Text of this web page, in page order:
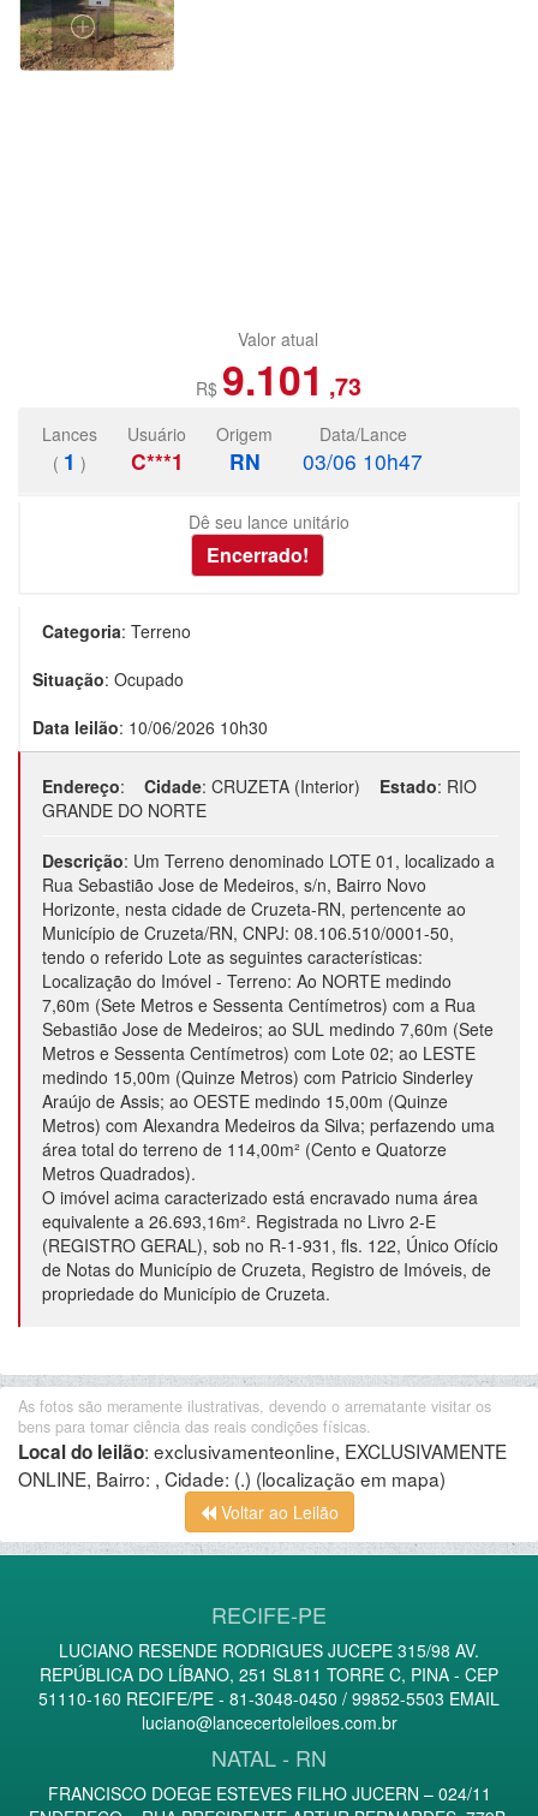
Valor atual
R$ 9.101 ,73
Lances
( 1 )
Usuário
C***1
Origem
RN
Data/Lance
03/06 10h47
Dê seu lance unitário
Categoria: Terreno
Situação: Ocupado
Data leilão: 10/06/2026 10h30
Endereço: Cidade: CRUZETA (Interior) Estado: RIO
GRANDE DO NORTE
Descrição: Um Terreno denominado LOTE 01, localizado a
Rua Sebastião Jose de Medeiros, s/n, Bairro Novo
Horizonte, nesta cidade de Cruzeta-RN, pertencente ao
Município de Cruzeta/RN, CNPJ: 08.106.510/0001-50,
tendo o referido Lote as seguintes características:
Localização do Imóvel - Terreno: Ao NORTE medindo
7,60m (Sete Metros e Sessenta Centímetros) com a Rua
Sebastião Jose de Medeiros; ao SUL medindo 7,60m (Sete
Metros e Sessenta Centímetros) com Lote 02; ao LESTE
medindo 15,00m (Quinze Metros) com Patricio Sinderley
Araújo de Assis; ao OESTE medindo 15,00m (Quinze
Metros) com Alexandra Medeiros da Silva; perfazendo uma
área total do terreno de 114,00m² (Cento e Quatorze
Metros Quadrados).
O imóvel acima caracterizado está encravado numa área
equivalente a 26.693,16m². Registrada no Livro 2-E
(REGISTRO GERAL), sob no R-1-931, fls. 122, Único Ofício
de Notas do Município de Cruzeta, Registro de Imóveis, de
propriedade do Município de Cruzeta.
As fotos são meramente ilustrativas, devendo o arrematante visitar os
bens para tomar ciência das reais condições físicas.
Local do leilão: exclusivamenteonline, EXCLUSIVAMENTE
ONLINE, Bairro: , Cidade: (.) (localização em mapa)
Voltar ao Leilão
RECIFE-PE
LUCIANO RESENDE RODRIGUES JUCEPE 315/98 AV.
REPÚBLICA DO LÍBANO, 251 SL811 TORRE C, PINA - CEP
51110-160 RECIFE/PE - 81-3048-0450 / 99852-5503 EMAIL
luciano@lancecertoleiloes.com.br
NATAL - RN
FRANCISCO DOEGE ESTEVES FILHO JUCERN – 024/11